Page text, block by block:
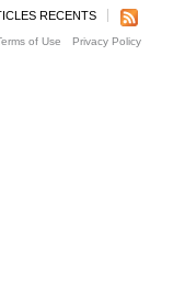
RECENTS
of Use Privacy Policy